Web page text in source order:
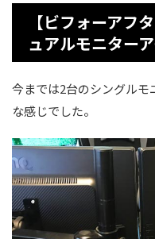
【ビフォーアフ
ュアルモニター
今までは2台のシングルモ
な感じでした。